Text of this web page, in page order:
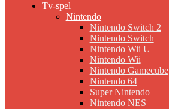
Tv-spel
Nintendo
Nintendo Switch 2
Nintendo Switch
Nintendo Wii U
Nintendo Wii
Nintendo Gamecube
Nintendo 64
Super Nintendo
Nintendo NES